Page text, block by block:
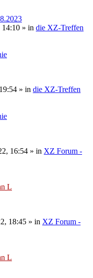
14:10 » in die XZ-Treffen
» in die XZ-Treffen
16:54 » in XZ Forum -
L
18:45 » in XZ Forum -
L